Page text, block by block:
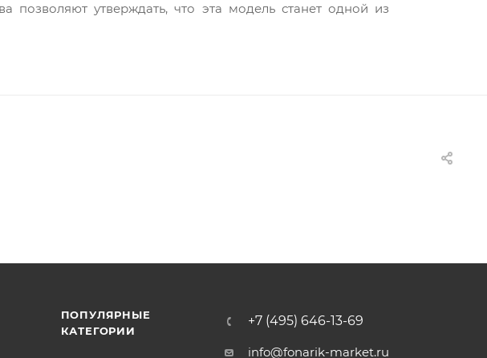
позволяют утверждать, что эта модель станет одной из
ПОПУЛЯРНЫЕ
КАТЕГОРИИ
+7 (495) 646-13-69
info@fonarik-market.ru